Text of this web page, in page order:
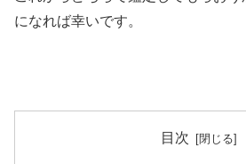
になれば幸いです。
目次